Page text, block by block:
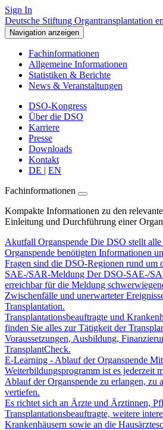
Sign In
Deutsche Stiftung Organtransplantation
Navigation anzeigen
Fachinformationen
Allgemeine Informationen
Statistiken & Berichte
News & Veranstaltungen
DSO-Kongress
Über die DSO
Karriere
Presse
Downloads
Kontakt
DE | EN
Fachinformationen
Kompakte Informationen zu den
Einleitung und Durchführung einer
Akutfall Organspende Die DSO stellt
Organspende benötigten Informationen
Fragen sind die DSO-Regionen rund um
SAE-/SAR-Meldung Der DSO-SAE-/
erreichbar für die Meldung
Zwischenfälle und unerwarteter
Transplantation.
Transplantationsbeauftragte und
finden Sie alles zur Tätigkeit der
Voraussetzungen, Ausbildung,
TransplantCheck.
E-Learning - Ablauf der Organspende
Weiterbildungsprogramm ist es jederzeit
Ablauf der Organspende zu erlangen, zu
vertiefen.
Es richtet sich an Ärzte und Ärztinnen,
Transplantationsbeauftragte, weitere
Krankenhäusern sowie an die